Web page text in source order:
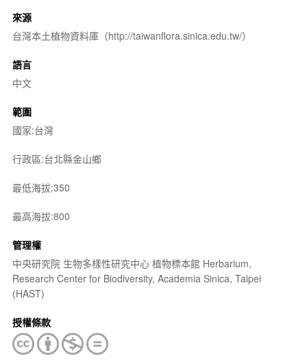
來源
台灣本土植物資料庫（http://taiwanflora.sinica.edu.tw/）
語言
中文
範圍
國家:台灣
行政區:台北縣金山鄉
最低海拔:350
最高海拔:800
管理權
中央研究院 生物多樣性研究中心 植物標本館 Herbarium,
Research Center for Biodiversity, Academia Sinica, Taipei
(HAST)
授權條款